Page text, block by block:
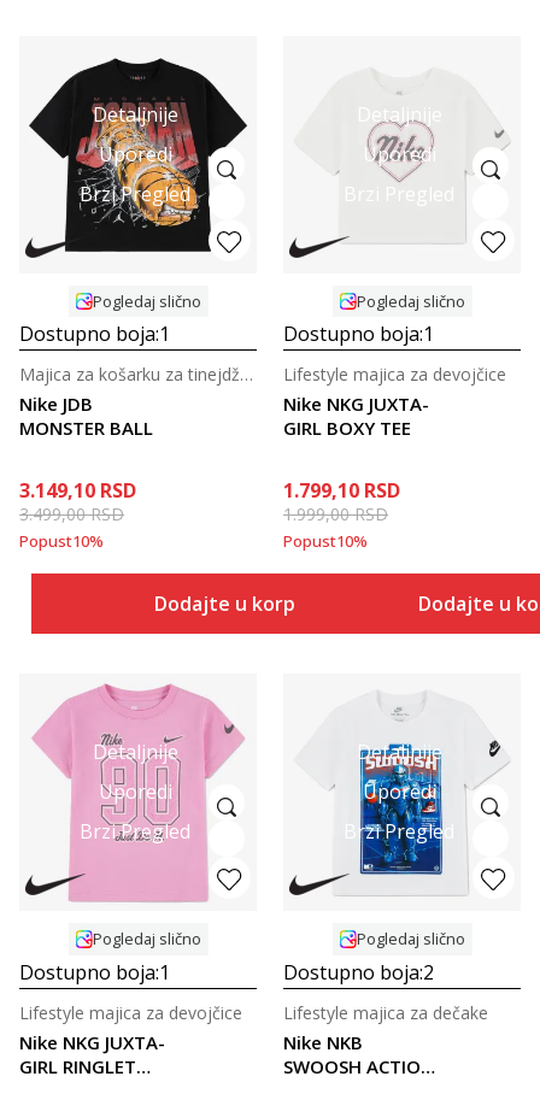
Detaljnije
Uporedi
Brzi Pregled
Pogledaj slično
Dostupno boja:1
Nike JDB
MONSTER BALL
Majica za košarku za tinejdžere
3.149,10 RSD
3.499,00RSD
Popust10%
Dodajte u korpu
Detaljnije
Uporedi
Brzi Pregled
Pogledaj slično
Dostupno boja:1
Nike NKG JUXTA-
GIRL BOXY TEE
Lifestyle majica za devojčice
1.799,10 RSD
1.999,00RSD
Popust10%
Dodajte u
Detaljnije
Uporedi
Brzi Pregled
Pogledaj slično
Dostupno boja:1
Nike NKG JUXTA-
GIRL RINGLET
Lifestyle majica za devojčice
Detaljnije
Uporedi
Brzi Pregled
Pogledaj slično
Dostupno boja:2
Nike NKB
SWOOSH ACTION
Lifestyle majica za dečake